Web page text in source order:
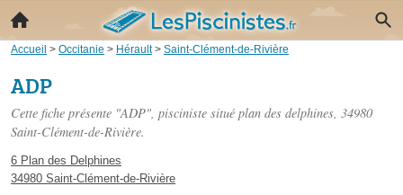
Accueil > Occitanie > Hérault> Saint-Clément-de-Rivière
ADP
Cette fiche présente "ADP", pisciniste situé plan des delphines, 34980
Saint-Clément-de-Rivière.
6 Plan des Delphines
34980 Saint-Clément-de-Rivière